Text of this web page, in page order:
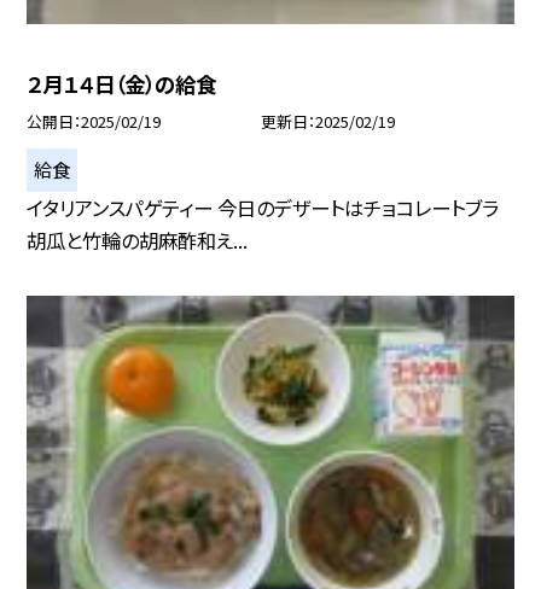
２月１４日（金）の給食
公開日 2025/02/19 更新日 2025/02/19
給食
イタリアンスパゲティー 今日のデザートはチョコレートブラ
胡瓜と竹輪の胡麻酢和え...